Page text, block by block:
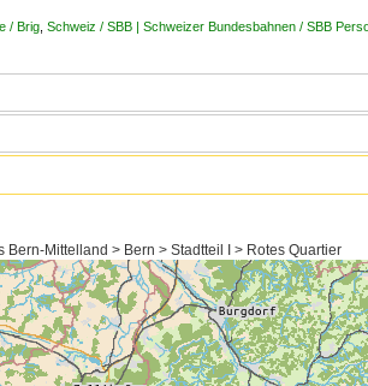
/ Brig Schweiz / SBB | Schweizer Bundesbahnen / SBB
Mittelland > Bern > Stadtteil I > Rotes Quartier